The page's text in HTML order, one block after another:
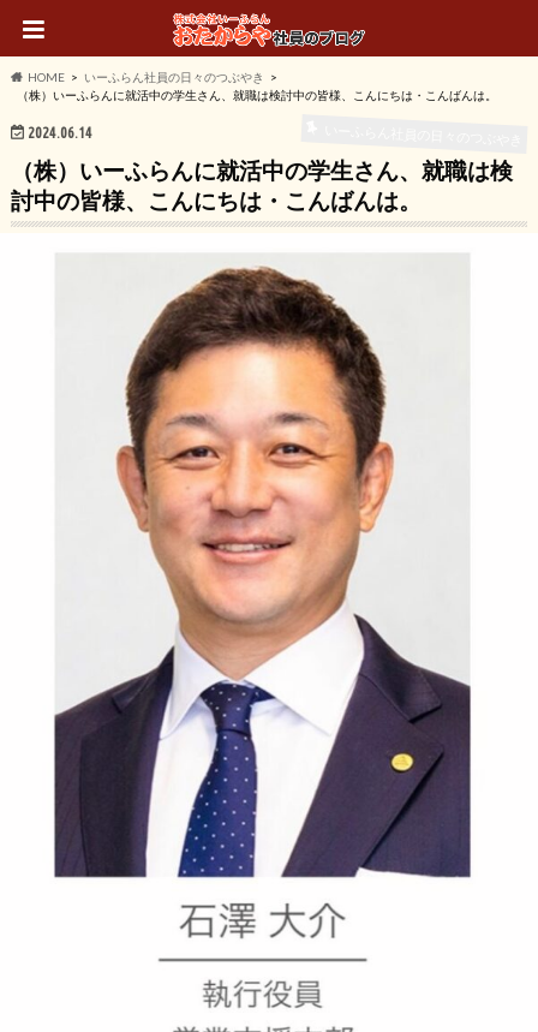
HOME
いーふらん社員の日々のつぶやき
（株）いーふらんに就活中の学生さん、就職は検討中の皆様、こんにちは・こんばんは。
2024.06.14
（株）いーふらんに就活中の学生さん、就職は検
討中の皆様、こんにちは・こんばんは。